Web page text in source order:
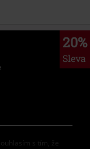
20%
Sleva
s tím, že